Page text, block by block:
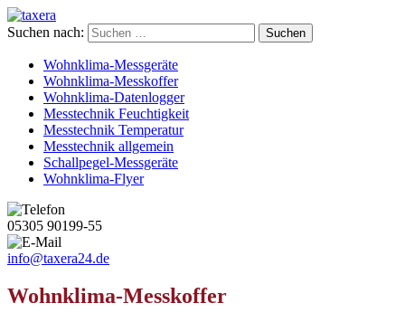
Suchen nach:
Wohnklima-Messgeräte
Wohnklima-Messkoffer
Wohnklima-Datenlogger
Messtechnik Feuchtigkeit
Messtechnik Temperatur
Messtechnik allgemein
Schallpegel-Messgeräte
Wohnklima-Flyer
05305 90199-55
info@taxera24.de
Wohnklima-Messkoffer